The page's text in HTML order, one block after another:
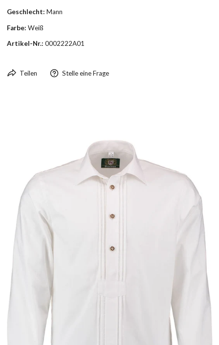
Geschlecht: Mann
Farbe: Weiß
Artikel-Nr.: 0002222A01
Teilen Stelle eine Frage